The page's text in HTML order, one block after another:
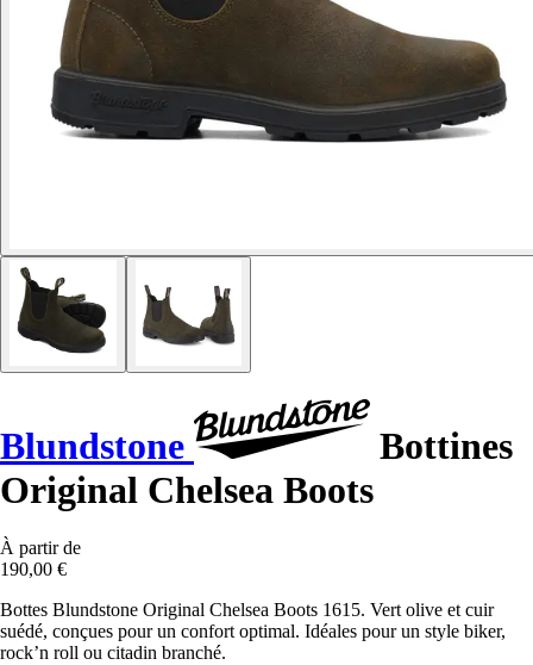
Blundstone
Bottines
Original Chelsea Boots
À partir de
190,00 €
Bottes Blundstone Original Chelsea Boots 1615. Vert olive et cuir
suédé, conçues pour un confort optimal. Idéales pour un style biker,
rock’n roll ou citadin branché.